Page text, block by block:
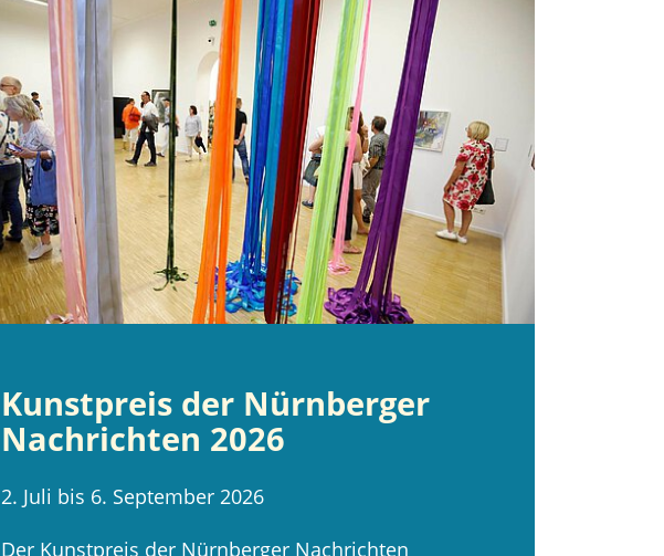
Kunstpreis der Nürnberger
Nachrichten 2026
2. Juli bis 6. September 2026
Der Kunstpreis der Nürnberger Nachrichten